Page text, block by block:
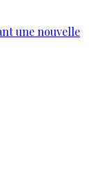
une nouvelle